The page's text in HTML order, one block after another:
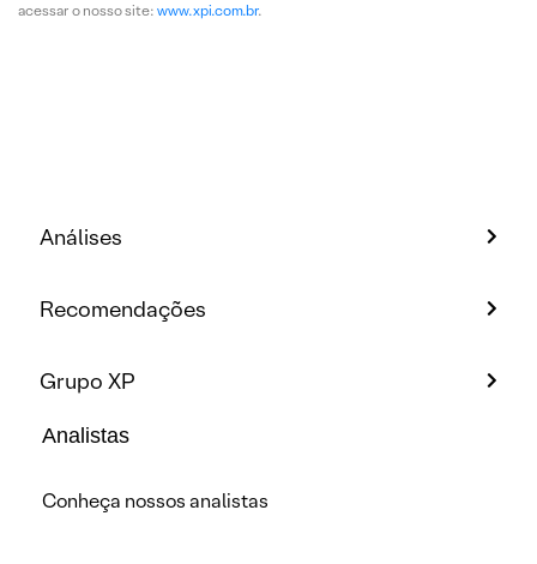
acessar o nosso site: www.xpi.com.br.
Análises
Recomendações
Grupo XP
Analistas
Conheça nossos analistas